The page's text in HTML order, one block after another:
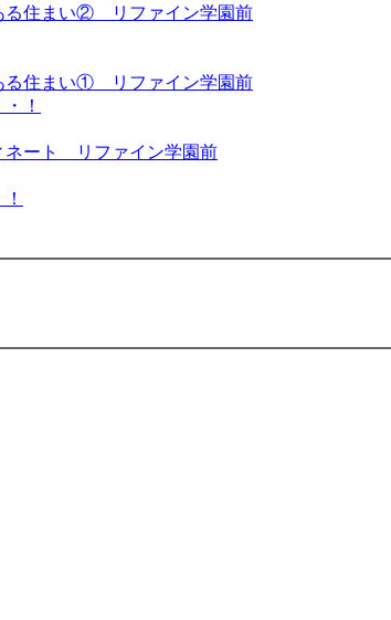
る住まい② リファイン学園前
る住まい① リファイン学園前
！
ネート リファイン学園前